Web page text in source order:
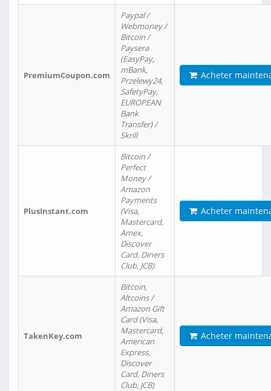
PremiumCoupon.com
Paypal /
Webmoney /
Bitcoin /
Paysera
(EasyPay,
mBank,
Przelewy24,
SafetyPay,
EUROPEAN
Bank
Transfer) /
Skrill
Acheter
PlusInstant.com
Bitcoin /
Perfect
Money /
Amazon
Payments
(Visa,
Mastercard,
Amex,
Discover
Card, Diners
Club, JCB)
Acheter
TakenKey.com
Bitcoin,
Altcoins /
Amazon Gift
Card (Visa,
Mastercard,
American
Express,
Discover
Card, Diners
Club, JCB)
Acheter